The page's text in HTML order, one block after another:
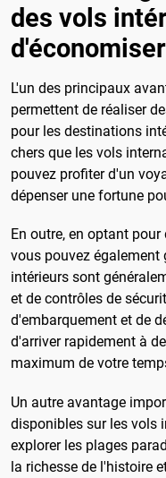
des vols
L'un des principaux
permettent de réaliser
pour les destinations
chers que les vols
pouvez profiter d'un
dépenser une fortune
En outre, en optant
vous pouvez également
intérieurs sont
et de contrôles de
d'embarquement et de
d'arriver rapidement à
maximum de votre
Un autre avantage
disponibles sur les vols
explorer les plages
la richesse de l'histoire